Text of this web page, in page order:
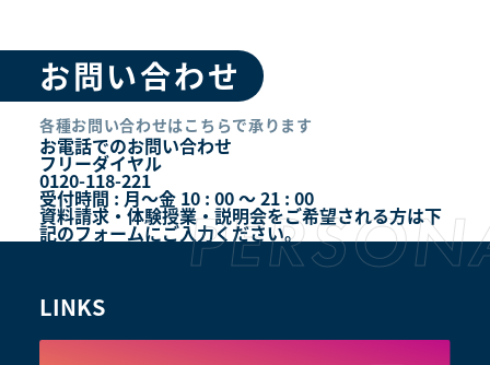
お問い合わせ
各種お問い合わせはこちらで承ります
お電話でのお問い合わせ
フリーダイヤル
0120-118-221
受付時間 : 月～金 10 : 00 ～ 21 : 00
資料請求・体験授業・説明会をご希望される方は下
記のフォームにご入力ください。
LINKS